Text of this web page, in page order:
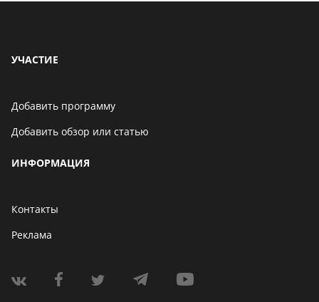
УЧАСТИЕ
Добавить программу
Добавить обзор или статью
ИНФОРМАЦИЯ
Контакты
Реклама